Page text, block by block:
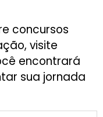
concursos
visite
encontrará
sua jornada